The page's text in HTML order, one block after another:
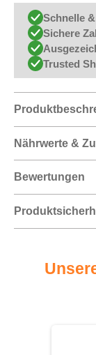
Schnelle
Sichere
Trusted
Nährwerte &
Bewertungen